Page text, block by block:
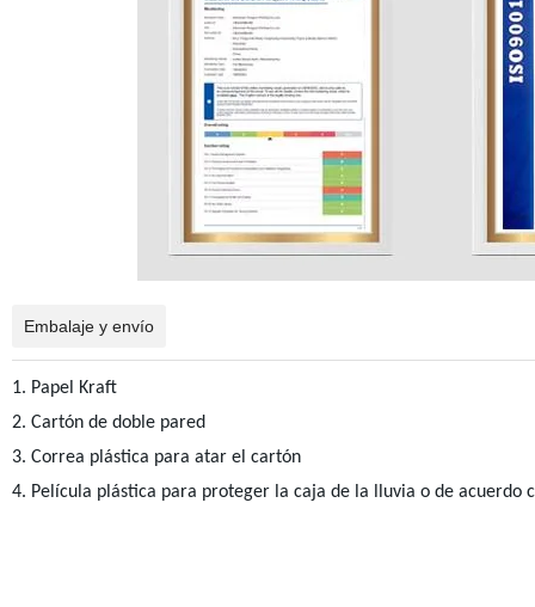
Embalaje y envío
1. Papel Kraft
2. Cartón de doble pared
3. Correa plástica para atar el cartón
4. Película plástica para proteger la caja de la lluvia o de acuerdo